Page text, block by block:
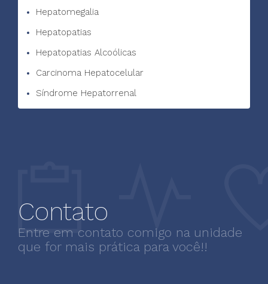
Hepatomegalia
Hepatopatias
Hepatopatias Alcoólicas
Carcinoma Hepatocelular
Síndrome Hepatorrenal
Contato
Entre em contato comigo na unidade
que for mais prática para você!!